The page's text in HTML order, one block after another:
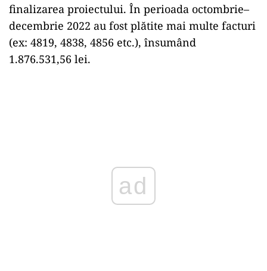
finalizarea proiectului. În perioada octombrie–
decembrie 2022 au fost plătite mai multe facturi
(ex: 4819, 4838, 4856 etc.), însumând
1.876.531,56 lei.
ad